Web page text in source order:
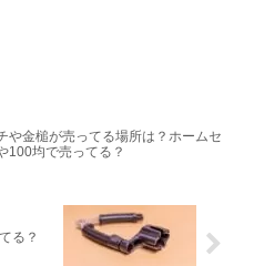
や金槌が売ってる場所は？ホームセ
100均で売ってる？
る？